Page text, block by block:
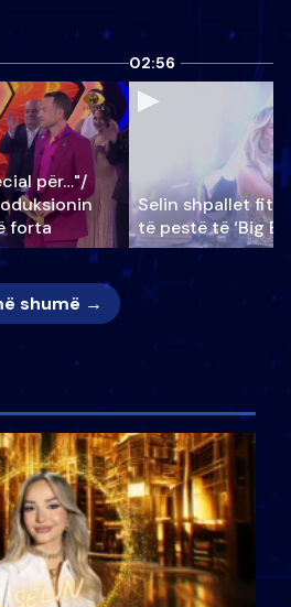
për…"/
forta
02:56
Selin shpallet
të pestë të ‘Big
shumë →